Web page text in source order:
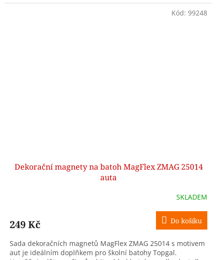
Dekorační magnety na batoh MagFlex ZMAG 25014
auta
SKLADEM
249 Kč Do košíku
Sada dekoračních magnetů MagFlex ZMAG 25014 s motivem
aut je ideálním doplňkem pro školní batohy Topgal.
Kód: 99248